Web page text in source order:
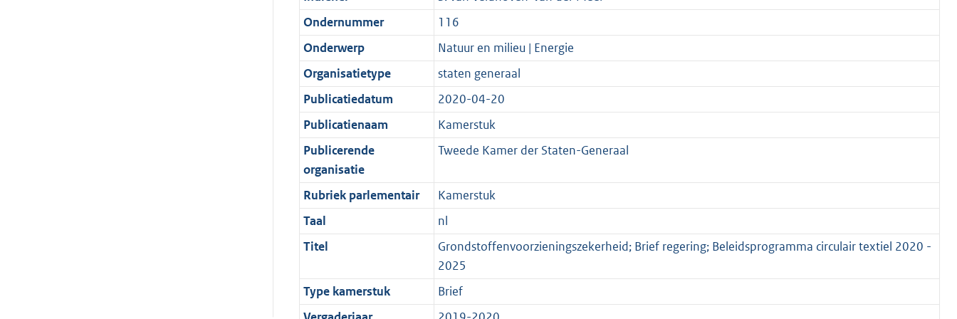
Ondernummer
116
Onderwerp
Natuur en milieu | Energie
Organisatietype
staten generaal
Publicatiedatum
2020-04-20
Publicatienaam
Kamerstuk
Publicerende
organisatie
Tweede Kamer der Staten-Generaal
Rubriek parlementair
Kamerstuk
Taal
nl
Titel
Grondstoffenvoorzieningszekerheid; Brief regering; Beleidsprogramma circulair textiel 2020 -
2025
Type kamerstuk
Brief